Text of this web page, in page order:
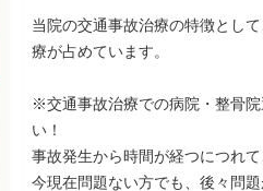
当院の交通事故治療の特徴とし
療が占めています。
※交通事故治療での病院・整骨
い！
事故発生から時間が経つにつれ
今現在問題ない方でも、後々問